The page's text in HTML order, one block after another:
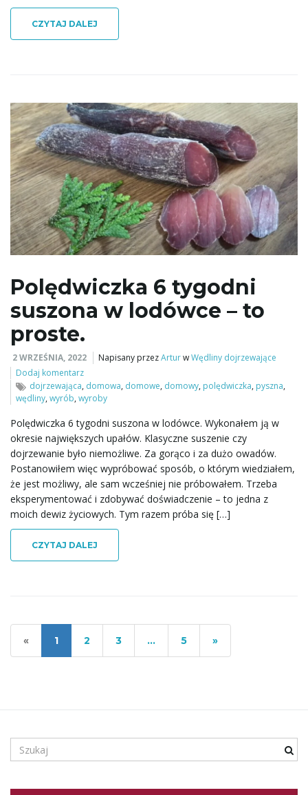
CZYTAJ DALEJ
Polędwiczka 6 tygodni
suszona w lodówce – to
proste.
2 WRZEŚNIA, 2022 Napisany przezArturwWędliny dojrzewające
Dodaj komentarz
dojrzewająca, domowa, domowe, domowy, polędwiczka, pyszna,
wędliny,wyrób,wyroby
Polędwiczka 6 tygodni suszona w lodówce. Wykonałem ją w
okresie największych upałów. Klasyczne suszenie czy
dojrzewanie było niemożliwe. Za gorąco i za dużo owadów.
Postanowiłem więc wypróbować sposób, o którym wiedziałem,
że jest możliwy, ale sam wcześniej nie próbowałem. Trzeba
eksperymentować i zdobywać doświadczenie – to jedna z
moich dewiz życiowych. Tym razem próba się […]
CZYTAJ DALEJ
« 1 2 3 … 5 »
z
k